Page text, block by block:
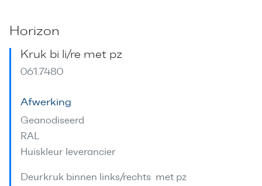
Horizon
Kruk bi li/re met pz
061.7480
Afwerking
Geanodiseerd
RAL
Huiskleur leverancier
Deurkruk binnen links/rechts met pz